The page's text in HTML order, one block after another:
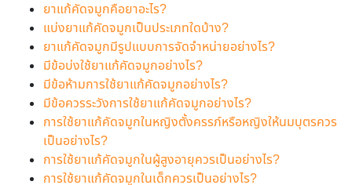
ยาแก้คัดจมูกคือยาอะไร?
แบ่งยาแก้คัดจมูกเป็นประเภทใดบ้าง?
ยาแก้คัดจมูกมีรูปแบบการจัดจำหน่ายอย่างไร?
มีข้อบ่งใช้ยาแก้คัดจมูกอย่างไร?
มีข้อห้ามการใช้ยาแก้คัดจมูกอย่างไร?
มีข้อควรระวังการใช้ยาแก้คัดจมูกอย่างไร?
การใช้ยาแก้คัดจมูกในหญิงตั้งครรภ์หรือหญิงให้นมบุตรควร
เป็นอย่างไร?
การใช้ยาแก้คัดจมูกในผู้สูงอายุควรเป็นอย่างไร?
การใช้ยาแก้คัดจมูกในเด็กควรเป็นอย่างไร?